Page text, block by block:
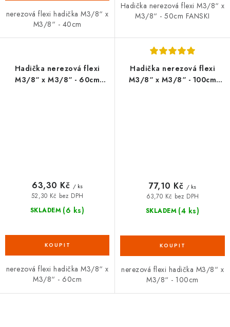
nerezová flexi hadička M3/8“ x
M3/8“ - 40cm
Hadička nerezová flexi M3/8“ x
M3/8“ - 50cm FANSKI
Hadička nerezová flexi
M3/8“ x M3/8“ - 60cm
SKLADEM (6 ks)
52,30 Kč bez DPH
63,30 Kč / ks
nerezová flexi hadička M3/8“ x
M3/8“ - 60cm
Hadička nerezová flexi
M3/8“ x M3/8“ - 100cm
SKLADEM (4 ks)
63,70 Kč bez DPH
77,10 Kč / ks
nerezová flexi hadička M3/8“ x
M3/8“ - 100cm